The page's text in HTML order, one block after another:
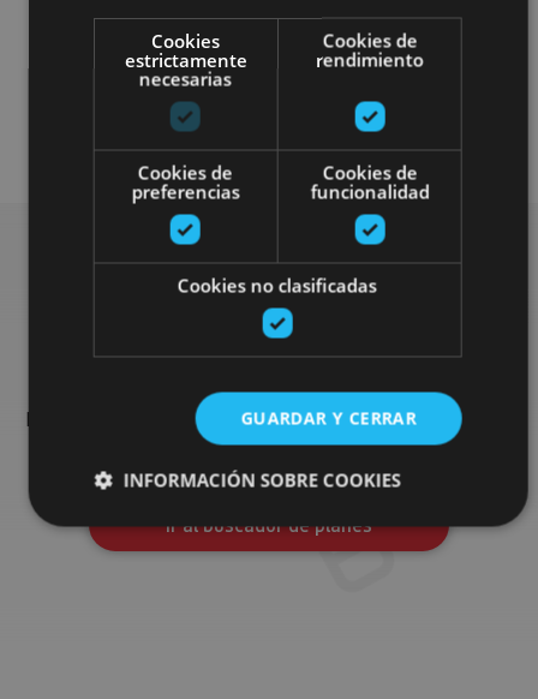
Localidades Visitas guiadas
Busca más planes
Encuentra planes y sugerencias para completar tu viaje en
Navarra: actividades organizadas, visitas y los eventos más
destados de la agenda.
Ir al buscador de planes
Cookies
estrictamente
necesarias
Cookies de
rendimiento
Cookies de
preferencias
Cookies de
funcionalidad
Cookies no clasificadas
GUARDAR Y CERRAR
INFORMACIÓN SOBRE COOKIES